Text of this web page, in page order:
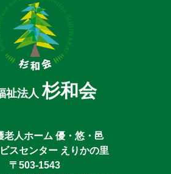
祉法人杉和会
老人ホーム 優・悠・邑
スセンター えりかの里
〒503-1543